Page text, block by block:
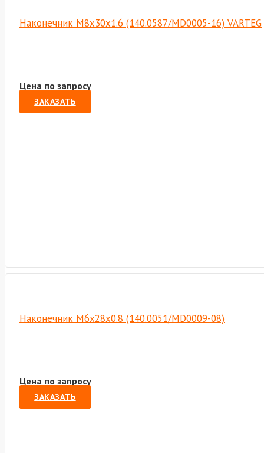
Наконечник M8х30х1.6 (140.0587/MD0005-16) VARTEG
Цена по запросу
ЗАКАЗАТЬ
Наконечник M6х28х0.8 (140.0051/MD0009-08)
Цена по запросу
ЗАКАЗАТЬ